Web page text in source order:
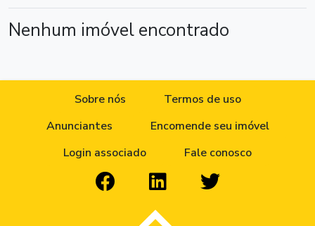
Nenhum imóvel encontrado
Sobre nós
Termos de uso
Anunciantes
Encomende seu imóvel
Login associado
Fale conosco